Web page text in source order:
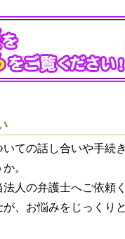
ての話し合いや手続
。
人の弁護士へご依頼く
、お悩みをじっくり